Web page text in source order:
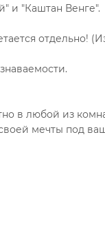
и "Каштан Венге".
отдельно!
в любой из
мечты под